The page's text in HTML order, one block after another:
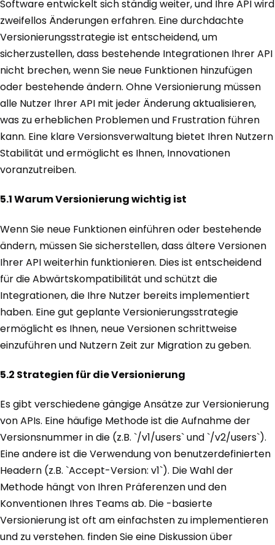
Software entwickelt sich ständig weiter, und Ihre API wird
zweifellos Änderungen erfahren. Eine durchdachte
Versionierungsstrategie ist entscheidend, um
sicherzustellen, dass bestehende Integrationen Ihrer API
nicht brechen, wenn Sie neue Funktionen hinzufügen
oder bestehende ändern. Ohne Versionierung müssen
alle Nutzer Ihrer API mit jeder Änderung aktualisieren,
was zu erheblichen Problemen und Frustration führen
kann. Eine klare Versionsverwaltung bietet Ihren Nutzern
Stabilität und ermöglicht es Ihnen, Innovationen
voranzutreiben.
5.1 Warum Versionierung wichtig ist
Wenn Sie neue Funktionen einführen oder bestehende
ändern, müssen Sie sicherstellen, dass ältere Versionen
Ihrer API weiterhin funktionieren. Dies ist entscheidend
für die Abwärtskompatibilität und schützt die
Integrationen, die Ihre Nutzer bereits implementiert
haben. Eine gut geplante Versionierungsstrategie
ermöglicht es Ihnen, neue Versionen schrittweise
einzuführen und Nutzern Zeit zur Migration zu geben.
5.2 Strategien für die Versionierung
Es gibt verschiedene gängige Ansätze zur Versionierung
von APIs. Eine häufige Methode ist die Aufnahme der
Versionsnummer in die (z.B. `/v1/users` und `/v2/users`).
Eine andere ist die Verwendung von benutzerdefinierten
Headern (z.B. `Accept-Version: v1`). Die Wahl der
Methode hängt von Ihren Präferenzen und den
Konventionen Ihres Teams ab. Die -basierte
Versionierung ist oft am einfachsten zu implementieren
und zu verstehen. finden Sie eine Diskussion über